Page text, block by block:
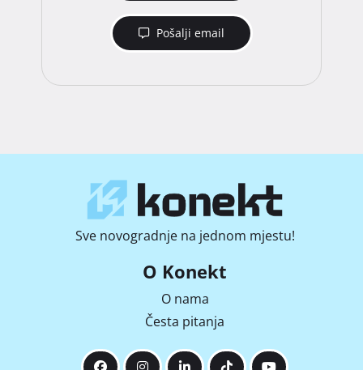
Pošalji email
Sve novogradnje na jednom mjestu!
O Konekt
O nama
Česta pitanja